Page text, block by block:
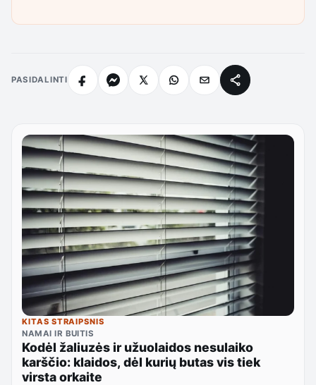
PASIDALINTI
KITAS STRAIPSNIS
NAMAI IR BUITIS
Kodėl žaliuzės ir užuolaidos nesulaiko
karščio: klaidos, dėl kurių butas vis tiek
virsta orkaite